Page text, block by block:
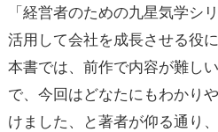
「経営者のための九星気学シ
活用して会社を成長させる役に
本書では、前作で内容が難し
で、今回はどなたにもわかり
けました、と著者が仰る通り